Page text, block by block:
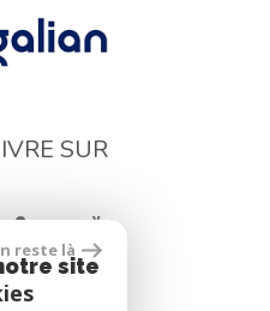
SUR
reste là
site